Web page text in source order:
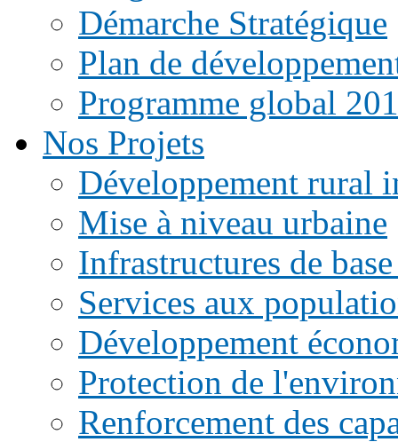
Démarche Stratégique
Plan de
Programme global
Nos Projets
Développement rural
Mise à niveau urbaine
Infrastructures de
Services aux
Développement
Protection de
Renforcement des